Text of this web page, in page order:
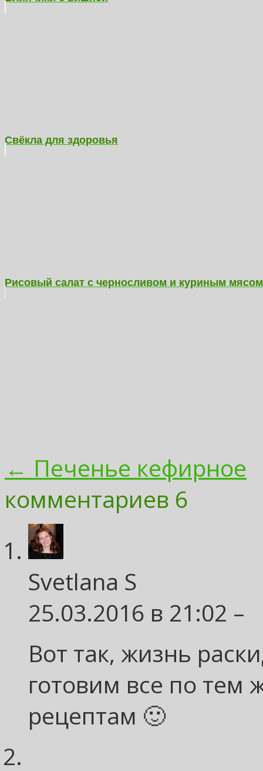
Свёкла для здоровья
Рисовый салат с черносливом и куриным мясом
← Печенье кефирное
комментариев 6
Svetlana S
25.03.2016 в 21:02 –
Вот так, жизнь
готовим все по
рецептам 🙂